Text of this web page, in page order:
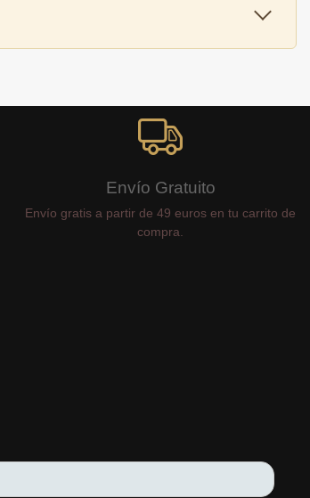
Envío Gratuito
Envío gratis a partir de 49 euros en tu carrito de
compra.